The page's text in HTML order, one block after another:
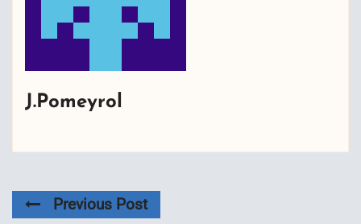
J.Pomeyrol
Previous Post